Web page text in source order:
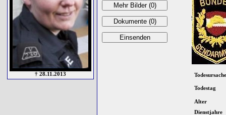
† 28.11.2013 Todesursache
Todestag
Alter
Dienstjahre